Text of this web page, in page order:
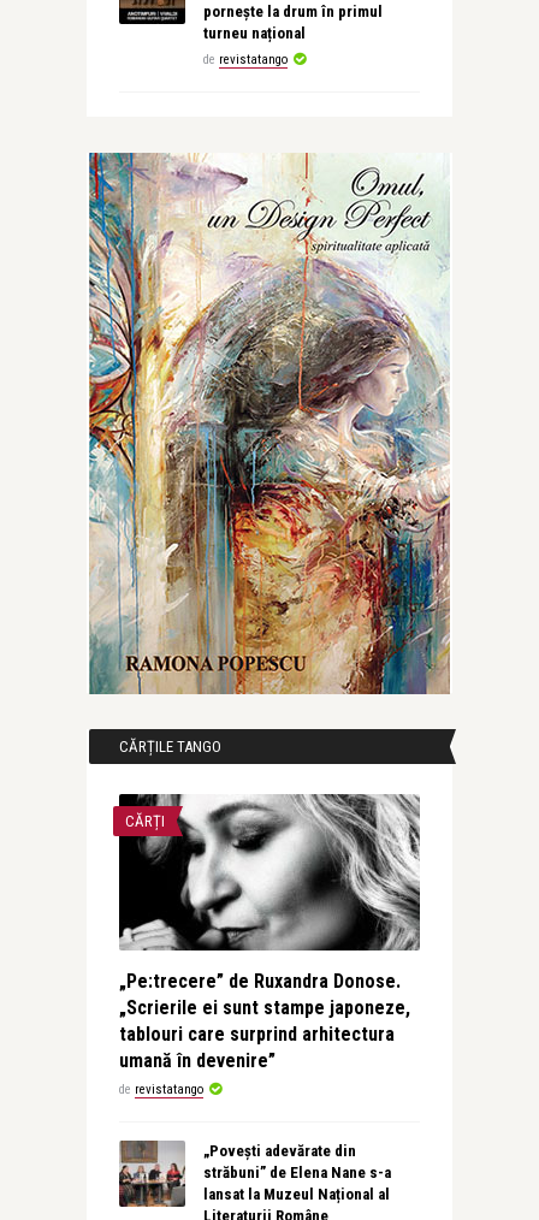
pornește la drum în primul
turneu național
de revistatango
CĂRȚILE TANGO
CĂRȚI
„Pe:trecere” de Ruxandra Donose.
„Scrierile ei sunt stampe japoneze,
tablouri care surprind arhitectura
umană în devenire”
de revistatango
„Povești adevărate din
străbuni” de Elena Nane s-a
lansat la Muzeul Național al
Literaturii Române